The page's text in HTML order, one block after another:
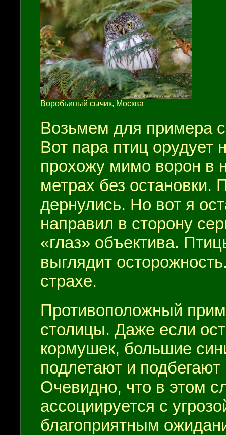
Воробьиный сычик, Москва
Возьмем для примера
Вот пара птиц орудует
прохожу мимо ворон в
метрах без остановки.
дернулись. Но вот я
направил в сторону
«глаз» объектива.
выглядит
страхе.
Противоположный
столицы. Даже если
кормушек, большие
подлетают и
Очевидно, что в этом
ассоциируется с
благоприятным